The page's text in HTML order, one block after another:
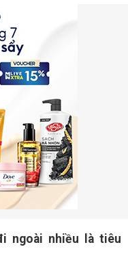
ngoài nhiều là tiêu